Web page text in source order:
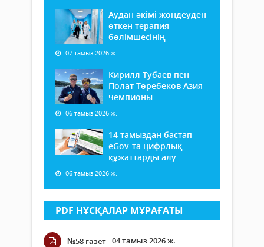
Аудан әкімі жөндеуден
өткен терапия
бөлімшесінің
07 тамыз 2026 ж.
Кирилл Тубаев пен
Полат Төребеков Азия
чемпионы
06 тамыз 2026 ж.
14 тамыздан бастап
еGov-та цифрлық
құжаттарды алу
06 тамыз 2026 ж.
PDF НҰСҚАЛАР МҰРАҒАТЫ
№58 газет 04 тамыз 2026 ж.